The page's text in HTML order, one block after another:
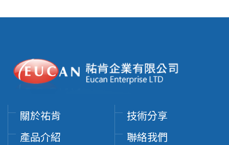
關於祐肯
產品介紹
技術分享
聯絡我們